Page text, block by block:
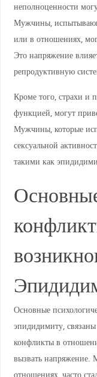
неполноценности
Мужчины,
или в отношениях,
Это напряжение
репродуктивную
Кроме того, страхи и
функцией, могут
Мужчины, которые
сексуальной
такими как
Основные
эпидидимиту,
конфликты в
вызвать
отношениях, часто